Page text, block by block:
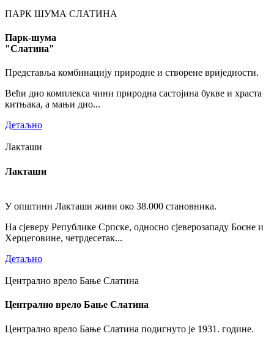
ПАРК ШУМА СЛАТИНА
Парк-шума
"Слатина"
Представља комбинацију природне и створене вриједности.
Већи дио комплекса чини природна састојина букве и храста
китњака, а мањи дио...
Детаљно
Лакташи
Лакташи
У општини Лакташи живи око 38.000 становника.
На сјеверу Републике Српске, односно сјеверозападу Босне и
Херцеговине, четрдесетак...
Детаљно
Централно врело Бање Слатина
Централно врело Бање Слатина
Централно врело Бање Слатина подигнуто је 1931. године.